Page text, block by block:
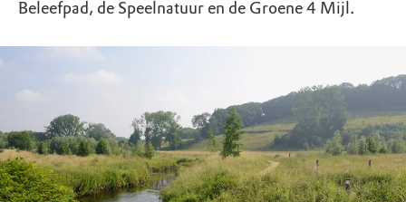
Beleefpad, de Speelnatuur en de Groene 4 Mijl.